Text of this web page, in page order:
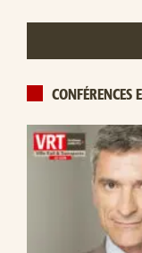
CONFÉRENCES